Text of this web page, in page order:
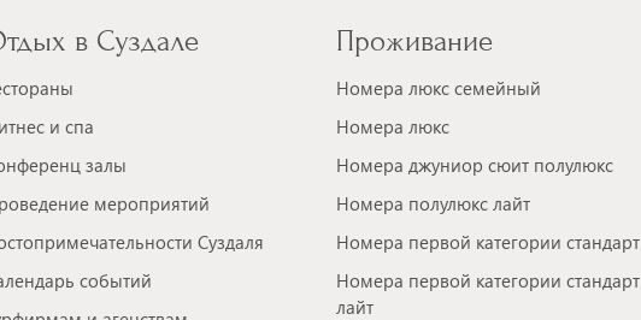
в Суздале
и спа
залы
мероприятий
Суздаля
событий
Проживание
Номера люкс семейный
Номера люкс
Номера джуниор сюит полулюкс
Номера полулюкс лайт
Номера первой категории стандарт
Номера первой категории стандарт
лайт